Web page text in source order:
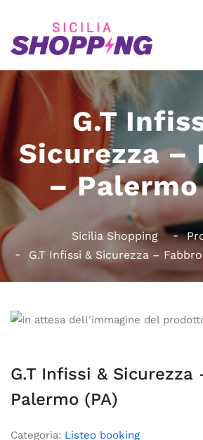
G.T
Sicurezza –
– Palermo
Sicilia Shopping
G.T Infissi & Sicurezza –
G.T Infissi & Sicurezza
Palermo (PA)
Categoria: Listeo booking